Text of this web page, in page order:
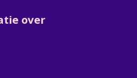
over